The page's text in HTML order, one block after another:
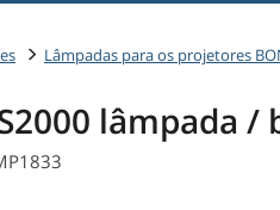
Lâmpadas para os projetores
lâmpada /